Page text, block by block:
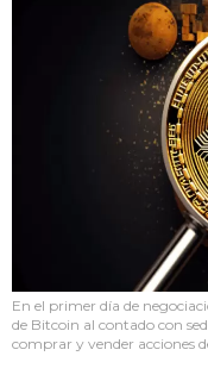
En el primer día de
de Bitcoin al contado con
comprar y vender acciones